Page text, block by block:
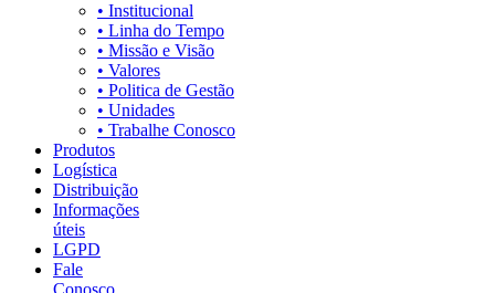
• Institucional
• Linha do Tempo
• Missão e Visão
• Valores
• Politica de Gestão
• Unidades
• Trabalhe Conosco
Produtos
Logística
Distribuição
Informações
úteis
LGPD
Fale